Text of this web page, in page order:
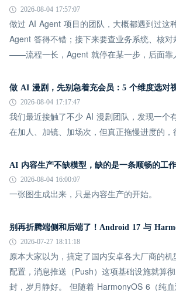
2026-08-04 17:57:07
做过 AI Agent 项目的团队，大概都遇到过这
Agent 答得不错；接下来要查业务系统、核
——流程一长，Agent 就停在某一步，后面靠
做 AI 漫剧，先别急着充会员：5 个维度选对
2026-08-04 17:17:47
我们最近接触了不少 AI 漫剧团队，发现一个
在加人、加镜、加场次，但真正拖慢进度的，
AI 内容生产不缺模型，缺的是一条顺畅的工
2026-08-04 16:00:07
一张图生成出来，只是内容生产的开始。
2026-07-27 18:11:18
原本大家以为，搞定了国内安卓各大厂商的
配置，消息推送（Push）这项基础设施就算
封，岁月静好。 但随着 HarmonyOS 6（纯